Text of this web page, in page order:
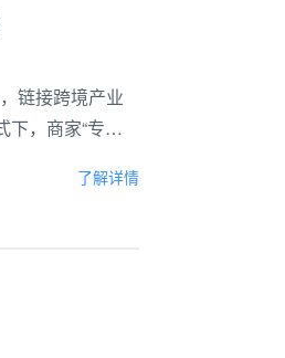
链接跨境产业
，商家“专注
了解详情